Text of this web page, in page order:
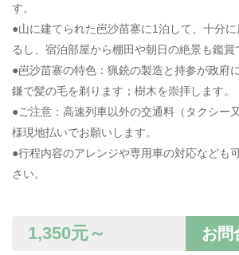
す。
●山に建てられた岜沙苗寨に1泊して、十分
るし、宿泊部屋から棚田や朝日の絶景も鑑賞
●岜沙苗寨の特色：猟銃の製造と持参が政府
鎌で髪の毛を剃ります；樹木を崇拝します。
●ご注意：高速列車以外の交通料（タクシー
様現地払いでお願いします。
●行程内容のアレンジや専用車の対応なども
さい。
お問
1,350元～